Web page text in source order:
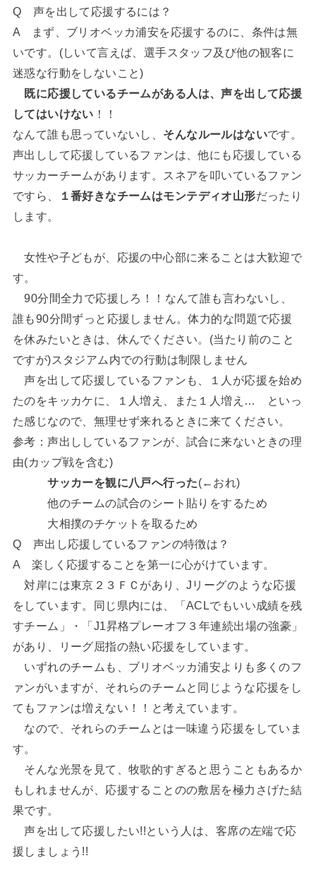
Q 声を出して応援するには？
A まず、ブリオベッカ浦安を応援するのに、条件は無
いです。(しいて言えば、選手スタッフ及び他の観客に
迷惑な行動をしないこと)
既に応援しているチームがある人は、声を出して応援
してはいけない ！！
なんて誰も思っていないし、 そんなルールはないです。
声出しして応援しているファンは、他にも応援している
サッカーチームがあります。スネアを叩いているファン
ですら、
１番好きなチームはモンテディオ山形だったり
します。
女性や子どもが、応援の中心部に来ることは大歓迎で
す。
90分間全力で応援しろ！！なんて誰も言わないし、
誰も90分間ずっと応援しません。体力的な問題で応援
を休みたいときは、休んでください。(当たり前のこと
ですが)スタジアム内での行動は制限しません
声を出して応援しているファンも、１人が応援を始め
たのをキッカケに、１人増え、また１人増え… といっ
た感じなので、無理せず来れるときに来てください。
参考：声出ししているファンが、試合に来ないときの理
由(カップ戦を含む)
サッカーを観に八戸へ行った(←おれ)
他のチームの試合のシート貼りをするため
大相撲のチケットを取るため
Q 声出し応援しているファンの特徴は？
A 楽しく応援することを第一に心がけています。
対岸には東京２３ＦＣがあり、Jリーグのような応援
をしています。同じ県内には、「ACLでもいい成績を残
すチーム」・「J1昇格プレーオフ３年連続出場の強豪」
があり、リーグ屈指の熱い応援をしています。
いずれのチームも、ブリオベッカ浦安よりも多くのフ
ァンがいますが、それらのチームと同じような応援をし
てもファンは増えない！！と考えています。
なので、それらのチームとは一味違う応援をしていま
す。
そんな光景を見て、牧歌的すぎると思うこともあるか
もしれませんが、応援することのの敷居を極力さげた結
果です。
声を出して応援したい!!という人は、客席の左端で応
援しましょう!!